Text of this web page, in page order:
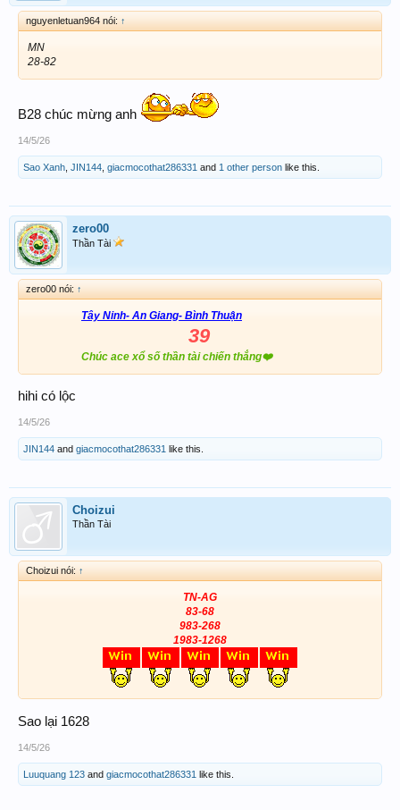
nguyenletuan964 nói: ↑
MN
28-82
B28 chúc mừng anh
14/5/26
Sao Xanh JIN144 giacmocothat286331 and 1 other person like this.
zero00
Thần Tài
zero00 nói: ↑
Tây Ninh- An Giang- Bình Thuận
39
Chúc ace xổ số thần tài chiến thắng❤️
hihi có lộc
14/5/26
JIN144 and giacmocothat286331 like this.
Choizui
Thần Tài
Choizui nói: ↑
TN-AG
83-68
983-268
1983-1268
Sao lại 1628
14/5/26
Luuquang 123 and giacmocothat286331 like this.